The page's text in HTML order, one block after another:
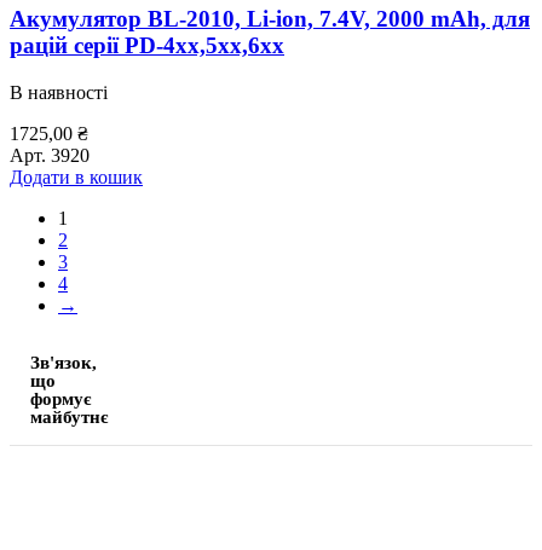
Акумулятор BL-2010, Li-ion, 7.4V, 2000 mAh, для
рацій серії PD-4xx,5xx,6xx
В наявності
1725,00 ₴
Арт. 3920
Додати в кошик
1
2
3
4
→
Зв'язок,
що
формує
майбутнє